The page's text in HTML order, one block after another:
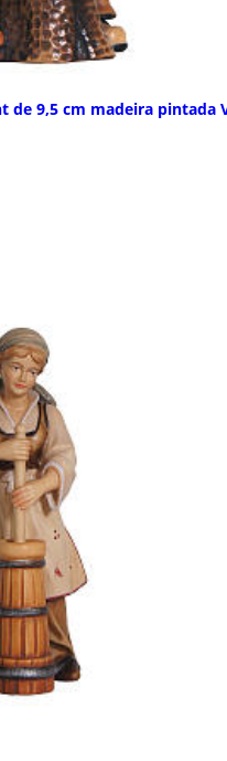
de 9,5 cm madeira pintada